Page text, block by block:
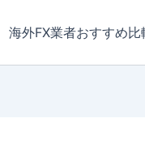
海外FX業者おすすめ